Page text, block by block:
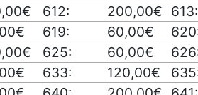
612: 200,00€ 613:
619: 60,00€
625: 60,00€
633: 120,00€